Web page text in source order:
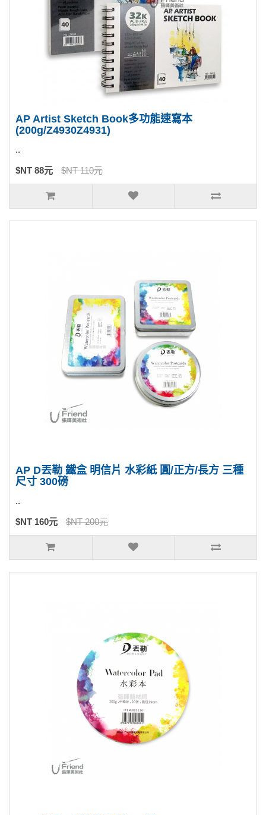
AP Artist Sketch Book多功能速寫本
(200g/Z4930Z4931)
..
$NT 88元 $NT 110元
AP D丟勒 鐵盒 明信片 水彩紙 圓/正方/長方 三種
尺寸 300磅
..
$NT 160元 $NT 200元